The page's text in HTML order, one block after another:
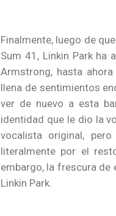
Finalmente, luego de
Sum 41, Linkin Park ha
Armstrong, hasta
llena de sentimientos
ver de nuevo a esta
identidad que le dio la
vocalista original,
literalmente por el
embargo, la frescura de
Linkin Park.